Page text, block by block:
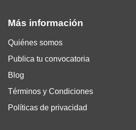
Más información
Quiénes somos
Publica tu convocatoria
Blog
Términos y Condiciones
Políticas de privacidad